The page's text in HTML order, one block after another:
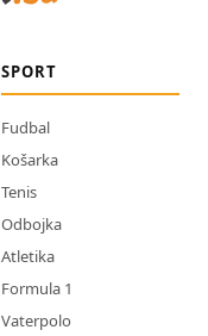
SPORT
Fudbal
Košarka
Tenis
Odbojka
Atletika
Formula 1
Vaterpolo